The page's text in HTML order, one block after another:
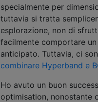
specialmente per
tuttavia si tratta
esplorazione, non di
facilmente comportare
anticipato. Tuttavia, ci
combinare Hyperband e
Ho avuto un buon
optimisation, nonostante